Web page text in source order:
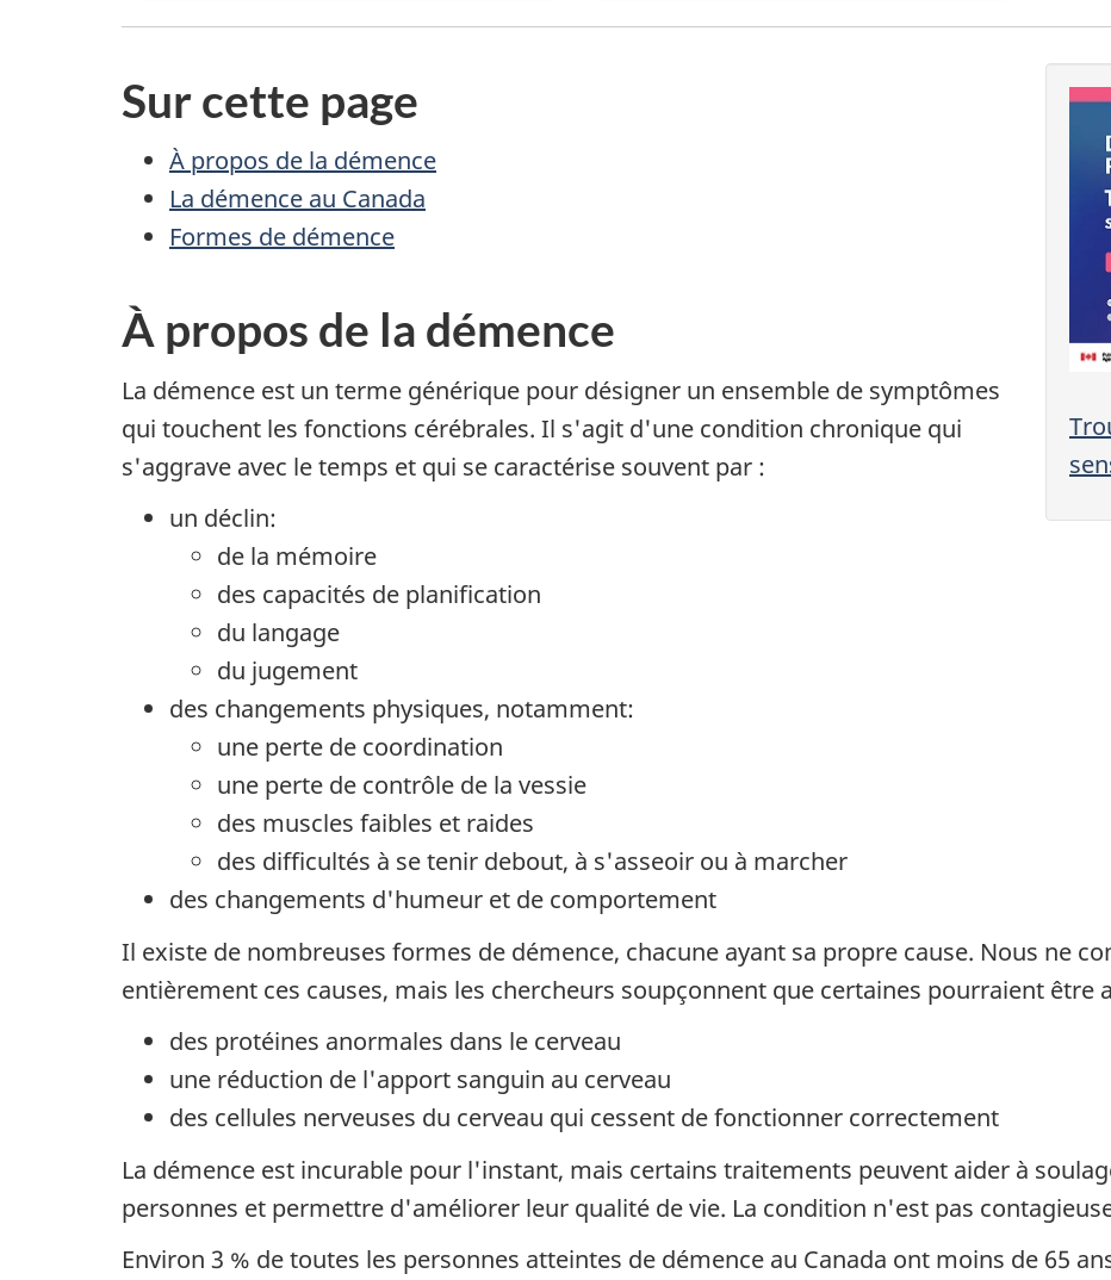
Sur cette page
À propos de la démence
La démence au Canada
Formes de démence
À propos de la démence
La démence est un terme générique pour désigner un ensemble de symptômes
qui touchent les fonctions cérébrales. Il s'agit d'une condition chronique qui
s'aggrave avec le temps et qui se caractérise souvent par :
un déclin:
de la mémoire
des capacités de planification
du langage
du jugement
des changements physiques, notamment:
une perte de coordination
une perte de contrôle de la vessie
des muscles faibles et raides
des difficultés à se tenir debout, à s'asseoir ou à marcher
des changements d'humeur et de comportement
Il existe de nombreuses formes de démence, chacune ayant sa propre cause. Nous ne
entièrement ces causes, mais les chercheurs soupçonnent que certaines pourraient être
des protéines anormales dans le cerveau
une réduction de l'apport sanguin au cerveau
des cellules nerveuses du cerveau qui cessent de fonctionner correctement
La démence est incurable pour l'instant, mais certains traitements peuvent aider à
personnes et permettre d'améliorer leur qualité de vie. La condition n'est pas
Environ 3 % de toutes les personnes atteintes de démence au Canada ont moins de 65